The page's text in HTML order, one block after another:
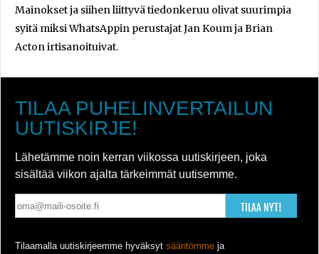
Mainokset ja siihen liittyvä tiedonkeruu olivat suurimpia
syitä miksi WhatsAppin perustajat Jan Koum ja Brian
Acton irtisanoituivat.
TILAA PUHELINVERTAILUN
UUTISKIRJE!
Lähetämme noin kerran viikossa uutiskirjeen, joka
sisältää viikon ajalta tärkeimmät uutisemme.
TILAA NYT!
Tilaamalla uutiskirjeemme hyväksyt sääntömme ja